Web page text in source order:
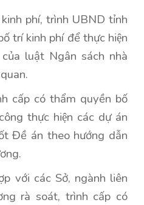
phí, trình UBND tỉnh
trí kinh phí để thực hiện
luật Ngân sách nhà
cấp có thẩm quyền bố
thực hiện các dự án
Đề án theo hướng dẫn
với các Sở, ngành liên
rà soát, trình cấp có